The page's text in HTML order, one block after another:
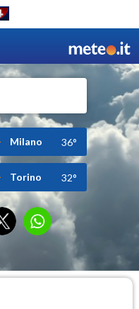
Milano 36°
Torino 32°